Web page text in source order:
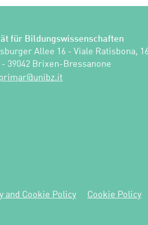
für Bildungswissenschaften
Allee 16 - Viale Ratisbona,
- 39042 Brixen-Bressanone
and Cookie Policy Cookie Policy